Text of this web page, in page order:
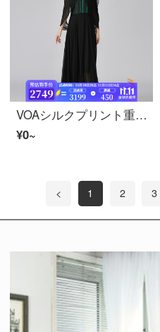
VOAシルクプリント重さクレープ30 m重さポンド緑色の丸首のストライプのプリントの側を引っ張っている中に長いタイプのワンピスAE 1193細い緑の藻色（E 63）175/XL
¥0~
< 1 2 3